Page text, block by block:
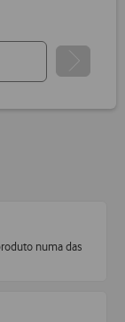
numa das